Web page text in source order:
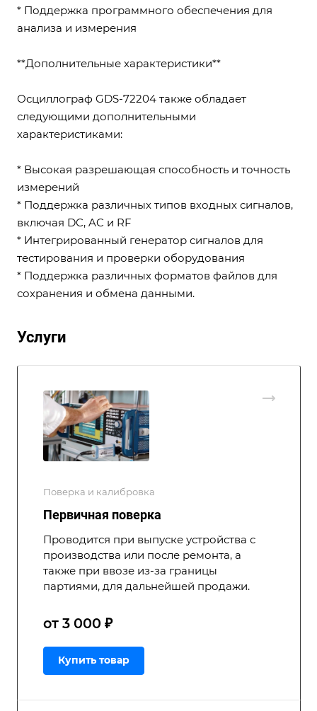
* Поддержка программного обеспечения для
анализа и измерения
**Дополнительные характеристики**
Осциллограф GDS-72204 также обладает
следующими дополнительными
характеристиками:
* Высокая разрешающая способность и точность
измерений
* Поддержка различных типов входных сигналов,
включая DC, AC и RF
* Интегрированный генератор сигналов для
тестирования и проверки оборудования
* Поддержка различных форматов файлов для
сохранения и обмена данными.
Услуги
Поверка и калибровка
Первичная поверка
Проводится при выпуске устройства с
производства или после ремонта, а
также при ввозе из-за границы
партиями, для дальнейшей продажи.
от 3 000 ₽
Купить товар